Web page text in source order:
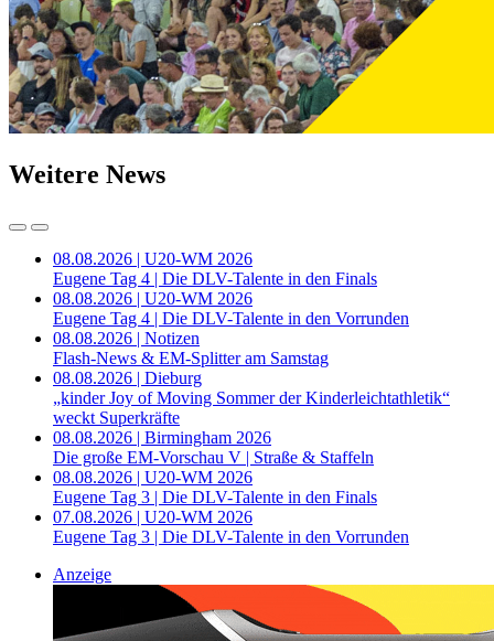
Weitere News
08.08.2026 | U20-WM 2026
Eugene Tag 4 | Die DLV-Talente in den Finals
08.08.2026 | U20-WM 2026
Eugene Tag 4 | Die DLV-Talente in den Vorrunden
08.08.2026 | Notizen
Flash-News & EM-Splitter am Samstag
08.08.2026 | Dieburg
„kinder Joy of Moving Sommer der Kinderleichtathletik“
weckt Superkräfte
08.08.2026 | Birmingham 2026
Die große EM-Vorschau V | Straße & Staffeln
08.08.2026 | U20-WM 2026
Eugene Tag 3 | Die DLV-Talente in den Finals
07.08.2026 | U20-WM 2026
Eugene Tag 3 | Die DLV-Talente in den Vorrunden
Anzeige